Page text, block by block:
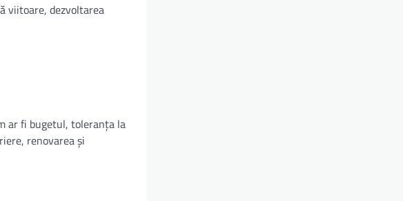
viitoare, dezvoltarea
ar fi bugetul, toleranța la
renovarea și